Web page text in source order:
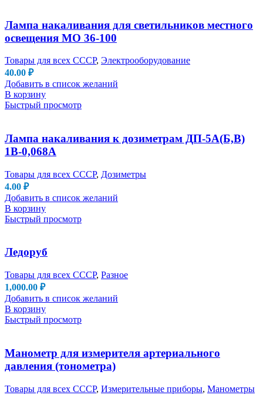
Лампа накаливания для светильников местного
освещения МО 36-100
Товары для всех СССР, Электрооборудование
40.00 ₽
Добавить в список желаний
В корзину
Быстрый просмотр
Лампа накаливания к дозиметрам ДП-5А(Б,В)
1В-0,068А
Товары для всех СССР, Дозиметры
4.00 ₽
Добавить в список желаний
В корзину
Быстрый просмотр
Ледоруб
Товары для всех СССР, Разное
1,000.00 ₽
Добавить в список желаний
В корзину
Быстрый просмотр
Манометр для измерителя артериального
давления (тонометра)
Товары для всех СССР, Измерительные приборы, Манометры